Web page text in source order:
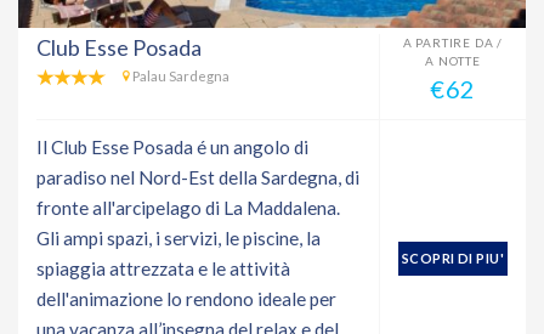
Club Esse Posada
Palau Sardegna
A PARTIRE DA /
A NOTTE
€62
Il Club Esse Posada é un angolo di
paradiso nel Nord-Est della Sardegna, di
fronte all'arcipelago di La Maddalena.
Gli ampi spazi, i servizi, le piscine, la
spiaggia attrezzata e le attività
dell'animazione lo rendono ideale per
una vacanza all’insegna del relax e del
SCOPRI DI PIU'